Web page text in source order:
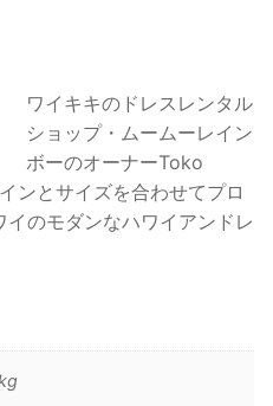
ワイキキのドレスレンタル
ショップ・ムームーレイン
ボーのオーナーToko
ンとサイズを合わせてプロ
のモダンなハワイアンドレ